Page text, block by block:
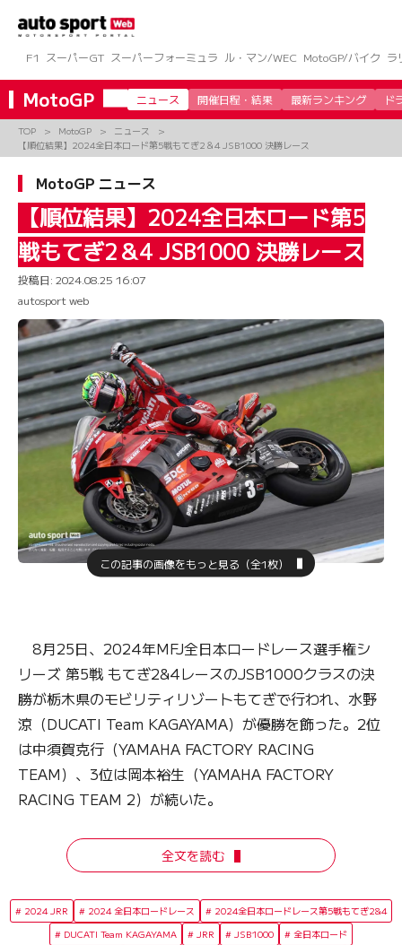
ツ
へ
ス
キ
プ
F1 スーパーGT スーパーフォーミュラ ル・マン/WEC MotoGP/バイク ラ
MotoGP ニュース 開催日程・結果 最新ランキング ド
TOP MotoGP
ニュース
【順位結果】2024全日本ロード第5戦もてぎ2＆4 JSB1000 決勝レース
MotoGP ニュース
【順位結果】2024全日本ロード第5
戦もてぎ2＆4 JSB1000 決勝レース
投稿日: 2024.08.25 16:07
autosport web
この記事の画像をもっと見る（全1枚）
8月25日、2024年MFJ全日本ロードレース選手権シ
リーズ 第5戦 もてぎ2&4レースのJSB1000クラスの決
勝が栃木県のモビリティリゾートもてぎで行われ、水野
涼（DUCATI Team KAGAYAMA）が優勝を飾った。2位
は中須賀克行（YAMAHA FACTORY RACING
TEAM）、3位は岡本裕生（YAMAHA FACTORY
RACING TEAM 2）が続いた。
全文を読む
2024 JRR 2024 全日本ロードレース
2024全日本ロードレース第5戦もてぎ2&4
DUCATI Team KAGAYAMA
JRR JSB1000
全日本ロード